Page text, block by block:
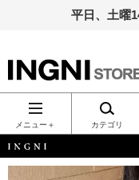
平日、土曜
INGNI（イン
グ）公式通
販｜INGNI
メニュー＋ カテゴリ